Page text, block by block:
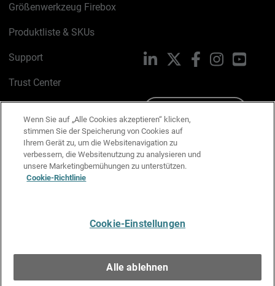
Größenwerkzeug Firebox
Produktliste & SKUs
Support
Trust Center
Cookie-Richtlinie
Datenschutzrichtlinie
Media & Brand Kit
LinkedIn FacebookInstagram
Wenn Sie auf „Alle Cookies akzeptieren“ klicken,
stimmen Sie der Speicherung von Cookies auf
Ihrem Gerät zu, um die Websitenavigation zu
verbessern, die Websitenutzung zu analysieren und
unsere Marketingbemühungen zu unterstützen.
Cookie-Richtlinie
Cookie-Einstellungen
Alle ablehnen